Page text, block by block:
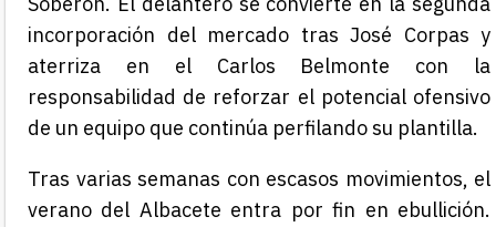
incorporación del mercado tras José Corpas y
aterriza en el Carlos Belmonte con la
responsabilidad de reforzar el potencial ofensivo
de un equipo que continúa perfilando su plantilla.
Tras varias semanas con escasos movimientos, el
verano del Albacete entra por fin en ebullición.